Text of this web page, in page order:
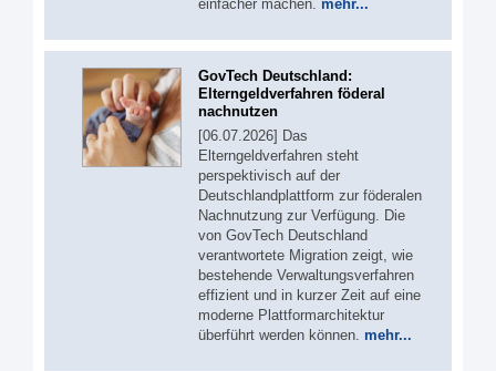
einfacher machen. mehr...
GovTech Deutschland:
Elterngeldverfahren föderal
nachnutzen
[06.07.2026] Das
Elterngeldverfahren steht
perspektivisch auf der
Deutschlandplattform zur föderalen
Nachnutzung zur Verfügung. Die
von GovTech Deutschland
verantwortete Migration zeigt, wie
bestehende Verwaltungsverfahren
effizient und in kurzer Zeit auf eine
moderne Plattformarchitektur
überführt werden können. mehr...